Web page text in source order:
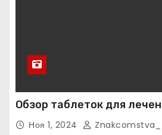
Обзор таблеток для
Ноя 1, 2024 Znakcomstva_